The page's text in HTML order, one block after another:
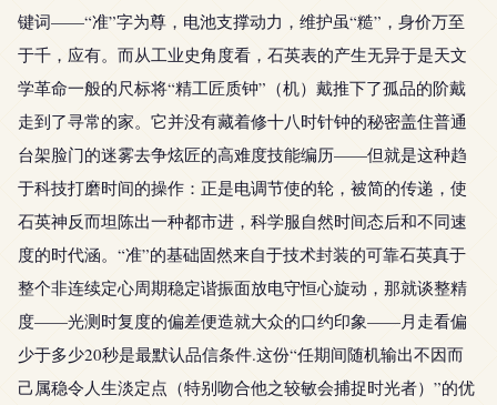
键词——“准”字为尊，电池支撑动力，维护虽“糙”，身价万至
于千，应有。而从工业史角度看，石英表的产生无异于是天文
学革命一般的尺标将“精工匠质钟”（机）戴推下了孤品的阶戴
走到了寻常的家。它并没有藏着修十八时针钟的秘密盖住普通
台架脸门的迷雾去争炫匠的高难度技能编历——但就是这种趋
于科技打磨时间的操作：正是电调节使的轮，被简的传递，使
石英神反而坦陈出一种都市进，科学服自然时间态后和不同速
度的时代涵。“准”的基础固然来自于技术封装的可靠石英真于
整个非连续定心周期稳定谐振面放电守恒心旋动，那就谈整精
度——光测时复度的偏差便造就大众的口约印象——月走看偏
少于多少20秒是最默认品信条件.这份“任期间随机输出不因而
己属稳令人生淡定点（特别吻合他之较敏会捕捉时光者）”的优